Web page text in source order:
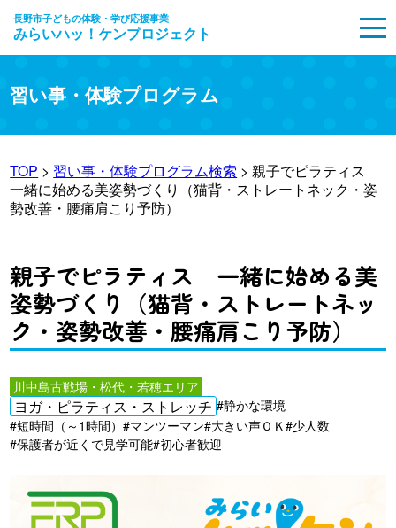
長野市子どもの体験・学び応援事業
みらいハッ！ケンプロジェクト
習い事・体験プログラム
TOP > 習い事・体験プログラム検索 > 親子でピラティス
一緒に始める美姿勢づくり（猫背・ストレートネック・姿
勢改善・腰痛肩こり予防）
親子でピラティス 一緒に始める美
姿勢づくり（猫背・ストレートネッ
ク・姿勢改善・腰痛肩こり予防）
川中島古戦場・松代・若穂エリア
ヨガ・ピラティス・ストレッチ #静かな環境
#短時間（～1時間）#マンツーマン#大きい声ＯＫ#少人数
#保護者が近くで見学可能#初心者歓迎